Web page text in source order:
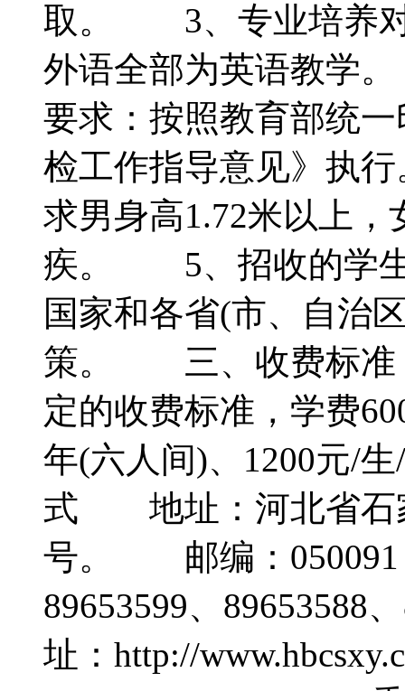
取。 3、专业培养对
外语全部为英语教学
要求：按照教育部统
检工作指导意见》执
求男身高1.72米以上
疾。 5、招收的学
国家和各省(市、自治
策。 三、收费标准
定的收费标准，学费
年(六人间)、1200元
式 地址：河北省石
号。 邮编：
89653599、
址：http://